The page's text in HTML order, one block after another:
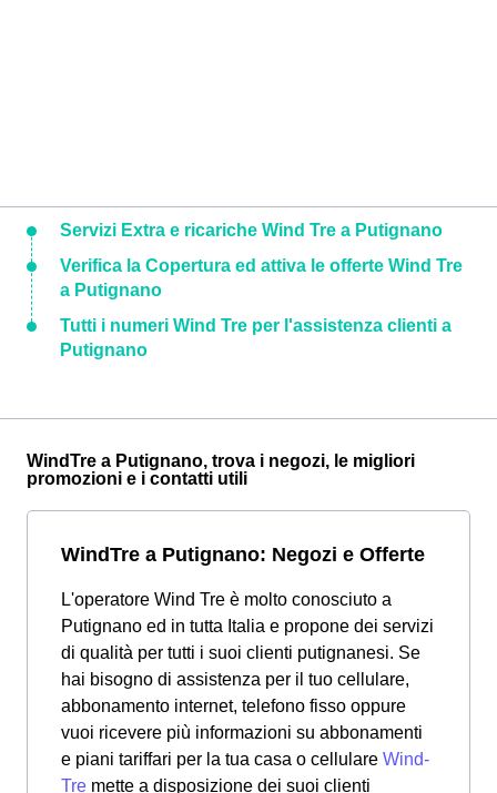
Servizi Extra e ricariche Wind Tre a Putignano
Verifica la Copertura ed attiva le offerte Wind Tre
a Putignano
Tutti i numeri Wind Tre per l'assistenza clienti a
Putignano
WindTre a Putignano, trova i negozi, le migliori
promozioni e i contatti utili
WindTre a Putignano: Negozi e Offerte
L'operatore Wind Tre è molto conosciuto a
Putignano ed in tutta Italia e propone dei servizi
di qualità per tutti i suoi clienti putignanesi. Se
hai bisogno di assistenza per il tuo cellulare,
abbonamento internet, telefono fisso oppure
vuoi ricevere più informazioni su abbonamenti
e piani tariffari per la tua casa o cellulare Wind-
Tre mette a disposizione dei suoi clienti